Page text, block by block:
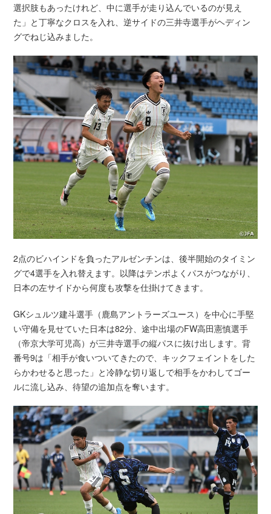
選択肢もあったけれど、中に選手が走り込んでいるのが見え
た」と丁寧なクロスを入れ、逆サイドの三井寺選手がヘディン
グでねじ込みました。
2点のビハインドを負ったアルゼンチンは、後半開始のタイミン
グで4選手を入れ替えます。以降はテンポよくパスがつながり、
日本の左サイドから何度も攻撃を仕掛けてきます。
GKシュルツ建斗選手（鹿島アントラーズユース）を中心に手堅
い守備を見せていた日本は82分、途中出場のFW高田憲慎選手
（帝京大学可児高）が三井寺選手の縦パスに抜け出します。背
番号9は「相手が食いついてきたので、キックフェイントをした
らかわせると思った」と冷静な切り返しで相手をかわしてゴー
ルに流し込み、待望の追加点を奪います。